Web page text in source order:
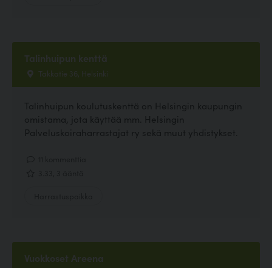
Talinhuipun kenttä
Takkatie 36, Helsinki
Talinhuipun koulutuskenttä on Helsingin kaupungin
omistama, jota käyttää mm. Helsingin
Palveluskoiraharrastajat ry sekä muut yhdistykset.
Vuokkoset Areena